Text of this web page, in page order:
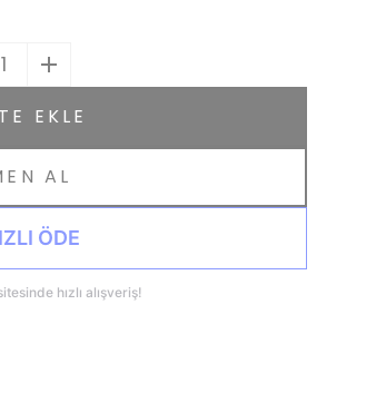
1
EKLE
AL